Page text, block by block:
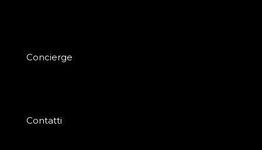
Concierge
Contatti